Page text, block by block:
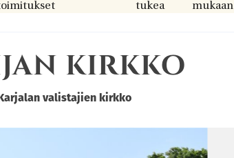
tukea
mukaan
kirkko
valistajien kirkko